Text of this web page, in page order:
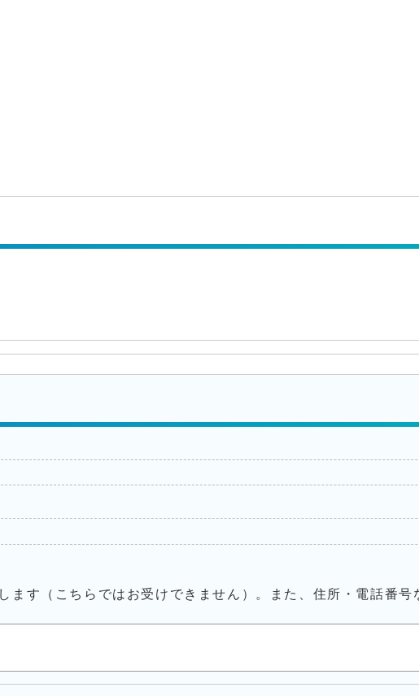
ます（こちらではお受けできません）。また、住所・電話番号